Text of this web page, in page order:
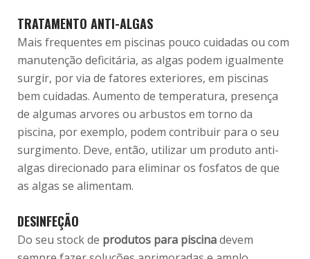
TRATAMENTO ANTI-ALGAS
Mais frequentes em piscinas pouco cuidadas ou com
manutenção deficitária, as algas podem igualmente
surgir, por via de fatores exteriores, em piscinas
bem cuidadas. Aumento de temperatura, presença
de algumas arvores ou arbustos em torno da
piscina, por exemplo, podem contribuir para o seu
surgimento. Deve, então, utilizar um produto anti-
algas direcionado para eliminar os fosfatos de que
as algas se alimentam.
DESINFEÇÃO
Do seu stock de produtos para piscinadevem